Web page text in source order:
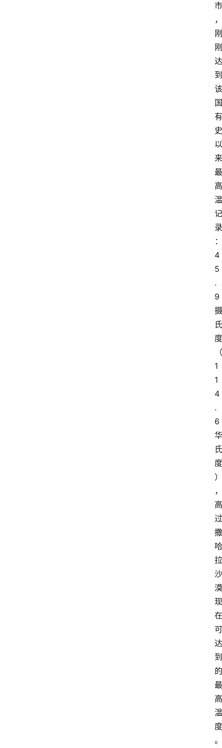
市
，
刚
刚
达
到
该
国
有
史
以
来
最
高
温
记
录
：
4
5
.
9
摄
氏
度
（
1
1
4
.
6
华
氏
度
）
，
高
过
撒
哈
拉
沙
漠
现
在
可
达
到
的
最
高
温
度
。